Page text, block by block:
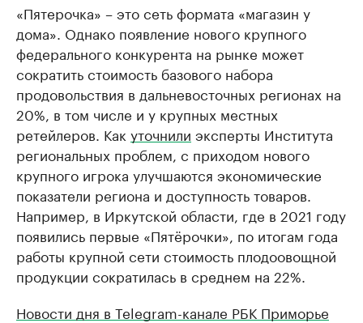
«Пятерочка» – это сеть формата «магазин у
дома». Однако появление нового крупного
федерального конкурента на рынке может
сократить стоимость базового набора
продовольствия в дальневосточных регионах на
20%, в том числе и у крупных местных
ретейлеров. Как уточнили эксперты Института
региональных проблем, с приходом нового
крупного игрока улучшаются экономические
показатели региона и доступность товаров.
Например, в Иркутской области, где в 2021 году
появились первые «Пятёрочки», по итогам года
работы крупной сети стоимость плодоовощной
продукции сократилась в среднем на 22%.
Новости дня в Telegram-канале РБК Приморье